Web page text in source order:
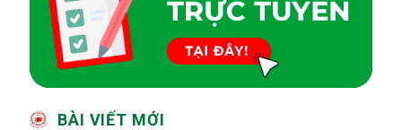
BÀI VIẾT MỚI